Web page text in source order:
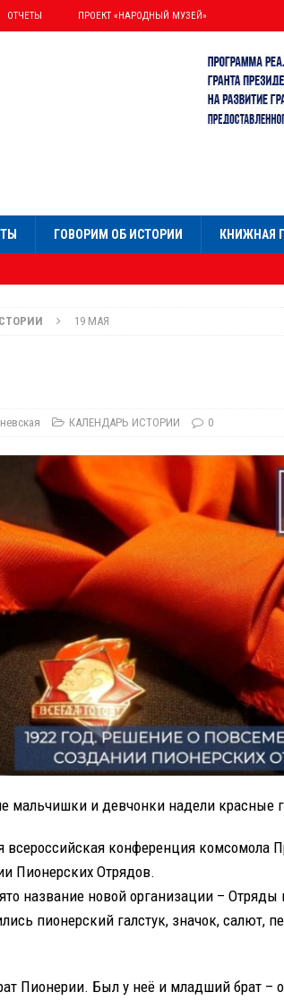
ОТЧЕТЫ ПРОЕКТ «НАРОДНЫЙ МУЗЕЙ»
ГОВОРИМ ОБ ИСТОРИИ КНИЖНАЯ
19 МАЯ
КАЛЕНДАРЬ ИСТОРИИ 0
мальчишки и девчонки надели красные
всероссийская конференция комсомола
Пионерских Отрядов.
название новой организации –
пионерский галстук, значок, салют,
Пионерии. Был у неё и младший брат –